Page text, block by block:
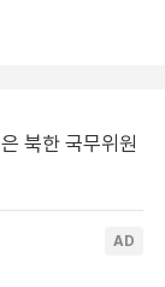
북한 국무위원